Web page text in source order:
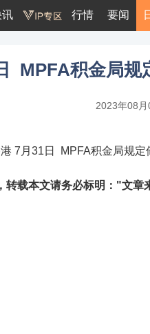
讯 行情 要闻
MPFA积金局
2023年08
港 7月31日 MPFA积金局规
转载本文请务必标明："文章